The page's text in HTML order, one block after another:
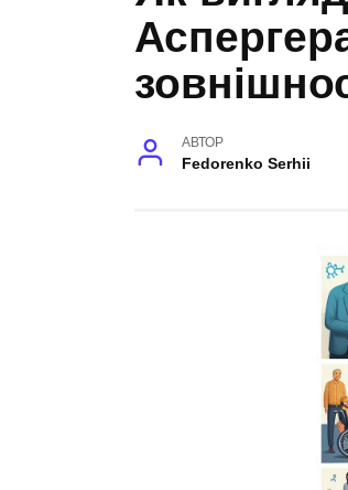
АВТОР
Fedorenko Serhii